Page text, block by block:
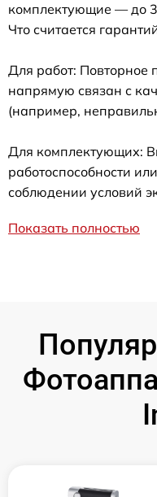
комплектующие — до
Что считается
Для работ: Повторное
напрямую связан с
(например,
Для комплектующих:
работоспособности
соблюдении условий
Показать полностью